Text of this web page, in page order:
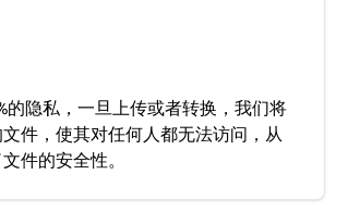
的隐私，一旦上传或者转换，我们将
件，使其对任何人都无法访问，从
件的安全性。